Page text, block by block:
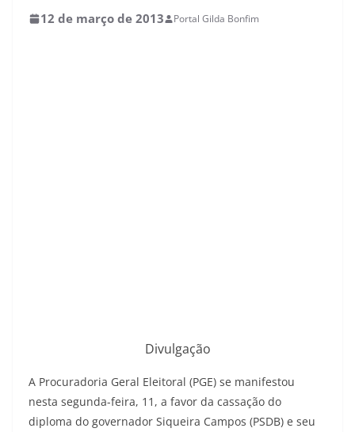
12 de março de 2013 Portal Gilda Bonfim
Divulgação
A Procuradoria Geral Eleitoral (PGE) se manifestou
nesta segunda-feira, 11, a favor da cassação do
diploma do governador Siqueira Campos (PSDB) e seu